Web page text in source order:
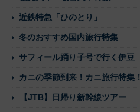
近鉄特急「ひのとり」
冬のおすすめ国内旅行特集
サフィール踊り子号で行く伊豆
カニの季節到来！カニ旅行特集！
【JTB】日帰り新幹線ツアー